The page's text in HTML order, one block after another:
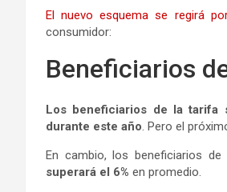
El nuevo esquema se regirá
consumidor:
Beneficiarios
Los beneficiarios de la tarifa
durante este año. Pero el
En cambio, los beneficiarios
superará el 6% en promedio.